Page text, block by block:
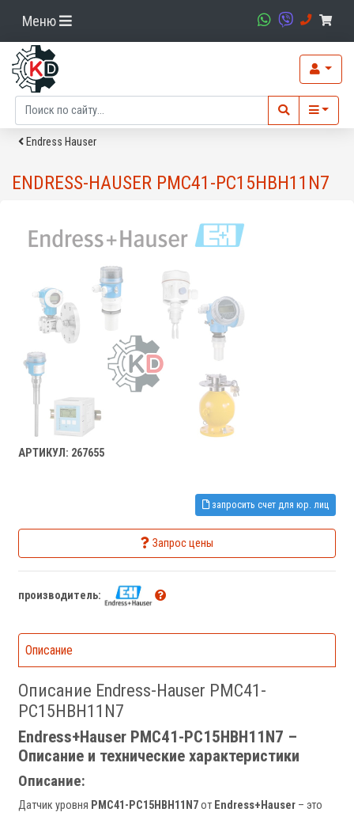
Меню
Endress Hauser
ENDRESS-HAUSER PMC41-PC15HBH11N7
АРТИКУЛ: 267655
запросить счет для юр. лиц
Запрос цены
производитель:
Описание
Описание Endress-Hauser PMC41-
PC15HBH11N7
Endress+Hauser PMC41-PC15HBH11N7 –
Описание и технические характеристики
Описание:
Датчик уровня PMC41-PC15HBH11N7от Endress+Hauser – это